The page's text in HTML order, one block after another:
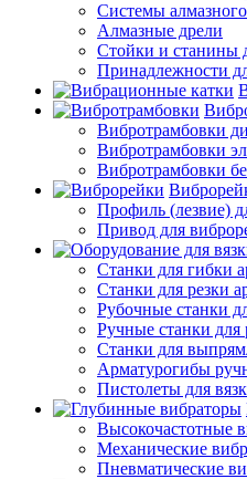
Системы
Алмазные дрели
Стойки и станины
Принадлежности
Вибротрамбовки
Вибротрамбовки
Вибротрамбовки
Профиль (лезвие)
Привод для
Станки для гибки
Станки для резки
Рубочные станки
Ручные станки для
Станки для
Арматурогибы
Пистолеты для
Высокочастотные
Механические
Пневматические